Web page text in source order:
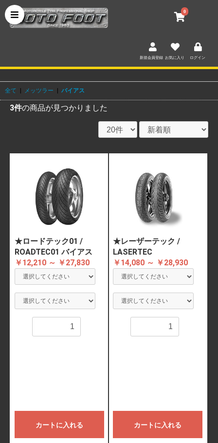
0
新規会員登録 お気に入り ログイン
全て メッツラー バイアス
3件の商品が見つかりました
★ロードテック01 /
ROADTEC01 バイアス
￥12,210 ～ ￥27,830
カートに入れる
★レーザーテック /
LASERTEC
￥14,080 ～ ￥28,930
カートに入れる